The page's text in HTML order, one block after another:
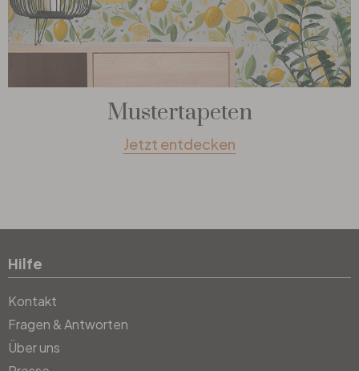
Mustertapeten
Jetzt entdecken
Hilfe
Kontakt
Fragen & Antworten
Über uns